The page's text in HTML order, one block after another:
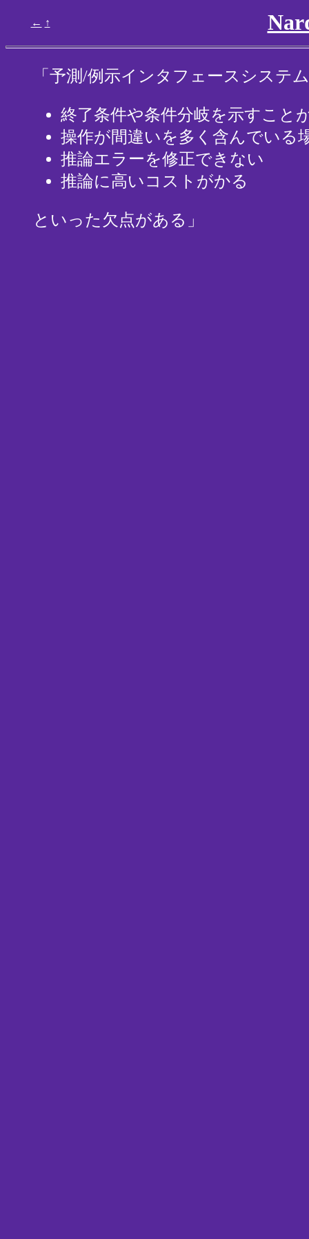
← ↑
「予測/例示インタフェースシステ
終了条件や条件分岐を示すこと
操作が間違いを多く含んでいる
推論エラーを修正できない
推論に高いコストがかる
といった欠点がある」